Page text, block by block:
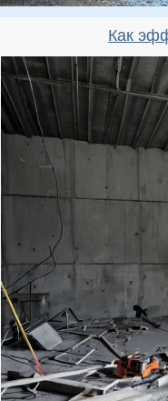
Как